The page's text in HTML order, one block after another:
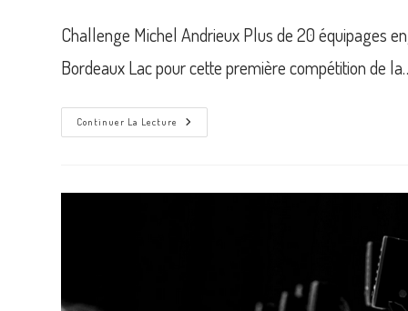
publication :
Challenge Michel Andrieux Plus de 20 équipages
Bordeaux Lac pour cette première compétition de
Continuer La Lecture
Les
Libournais